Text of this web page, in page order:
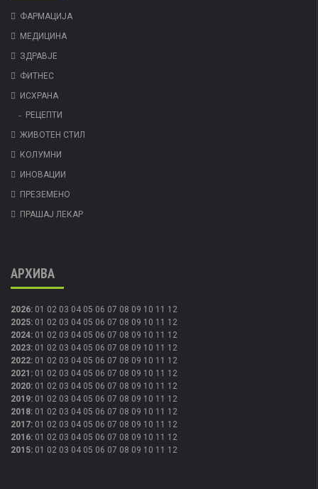
ФАРМАЦИЈА
МЕДИЦИНА
ЗДРАВЈЕ
ФИТНЕС
ИСХРАНА
РЕЦЕПТИ
ЖИВОТЕН СТИЛ
КОЛУМНИ
ИНОВАЦИИ
ПРЕЗЕМЕНО
ПРАШАЈ ЛЕКАР
АРХИВА
2026: 01 02 03 04 05 06 07 08 09 10 11 12
2025: 01 02 03 04 05 06 07 08 09 10 11 12
2024: 01 02 03 04 05 06 07 08 09 10 11 12
2023: 01 02 03 04 05 06 07 08 09 10 11 12
2022: 01 02 03 04 05 06 07 08 09 10 11 12
2021 : 01 02 03 04 05 06 07 08 09 10 11 12
2020: 01 02 03 04 05 06 07 08 09 10 11 12
2019: 01 02 03 04 05 06 07 08 09 10 11 12
2018: 01 02 03 04 05 06 07 08 09 10 11 12
2017: 01 02 03 04 05 06 07 08 09 10 11 12
2016: 01 02 03 04 05 06 07 08 09 10 11 12
2015: 01 02 03 04 05 06 07 08 09 10 11 12